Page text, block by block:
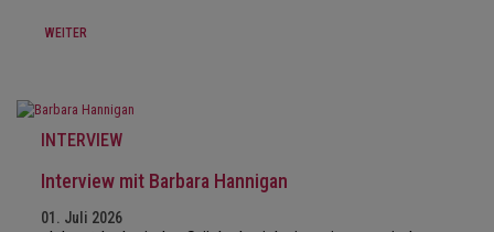
WEITER
INTERVIEW
Interview mit Barbara Hannigan
01. Juli 2026